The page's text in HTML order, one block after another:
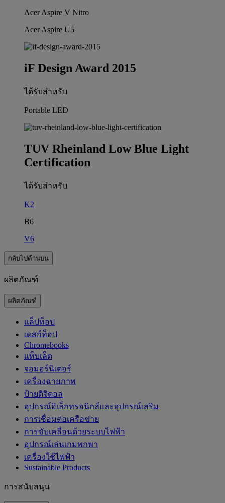
Acer Aspire V Nitro
Acer Aspire U5
iF Design Award 2015
ได้รับสำหรับ
Portable LED
TUV Rheinland Low Blue Light
Certification
ได้รับสำหรับ
K2
B6
V6
กลับไปด้านบน
ผลิตภัณฑ์
ผลิตภัณฑ์
แล็ปท็อป
เดสก์ท็อป
Chromebooks
แท็บเล็ต
จอมอร์นิเตอร์
เครื่องฉายภาพ
ป้ายดิจิตอล
อุปกรณ์อิเล็กทรอนิกส์และอุปกรณ์เสริม
การเชื่อมต่อเครือข่าย
การขับเคลื่อนด้วยระบบไฟฟ้า
อุปกรณ์เล่นเกมพกพา
เครื่องใช้ไฟฟ้า
‌Sustainable Products
การสนับสนุน